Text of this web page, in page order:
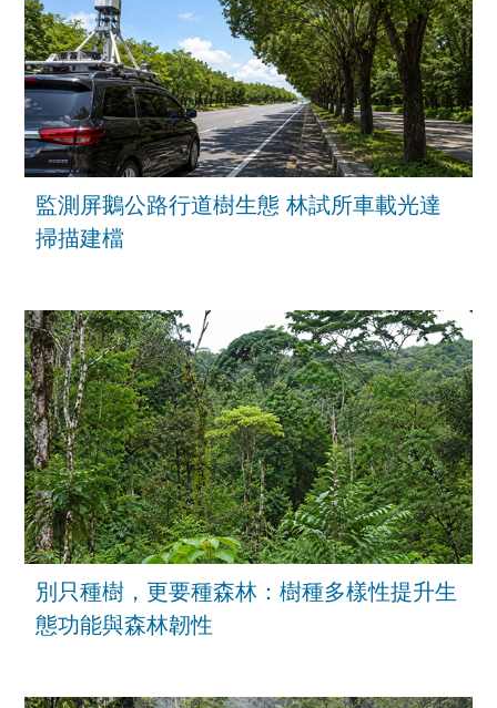
監測屏鵝公路行道樹生態 林試所車載光達
掃描建檔
別只種樹，更要種森林：樹種多樣性提升生
態功能與森林韌性